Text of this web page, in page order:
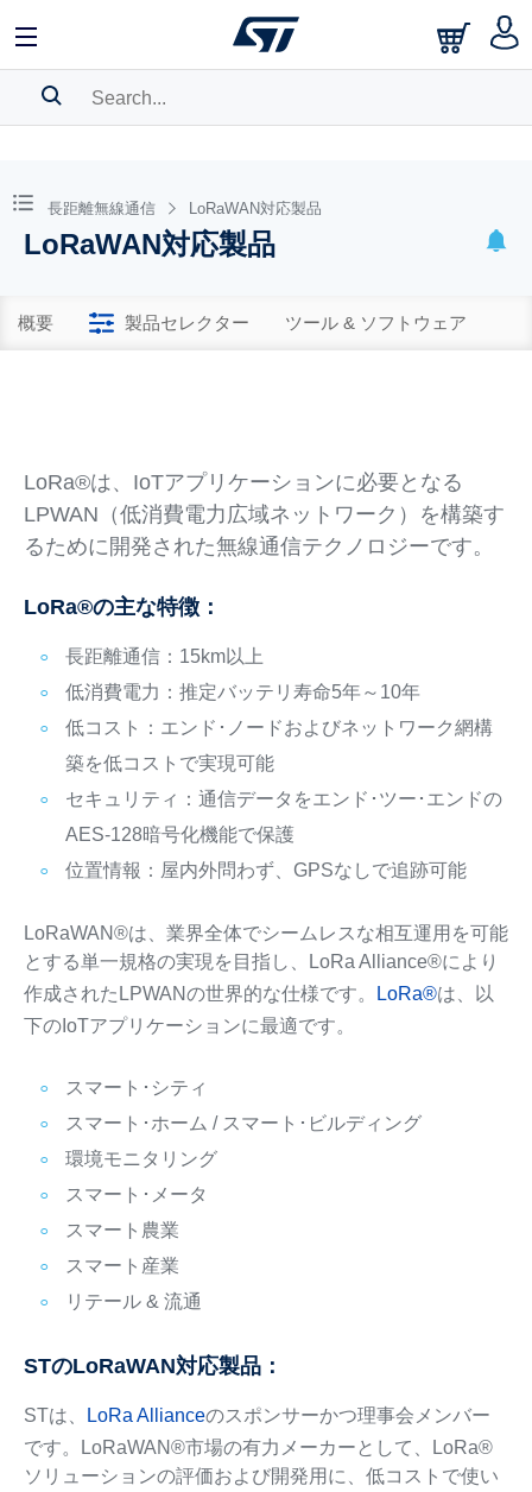
BOOKMARK
Pleaselog into show your saved searches.
長距離無線通信 LoRaWAN対応製品
LoRaWAN対応製品
概要 製品セレクター ツール & ソフトウェア
LoRa®は、IoTアプリケーションに必要となる
LPWAN（低消費電力広域ネットワーク）を構築す
るために開発された無線通信テクノロジーです。
LoRa®の主な特徴：
長距離通信：15km以上
低消費電力：推定バッテリ寿命5年～10年
低コスト：エンド･ノードおよびネットワーク網構
築を低コストで実現可能
セキュリティ：通信データをエンド･ツー･エンドの
AES-128暗号化機能で保護
位置情報：屋内外問わず、GPSなしで追跡可能
LoRaWAN®は、業界全体でシームレスな相互運用を可能
とする単一規格の実現を目指し、LoRa Alliance®により
作成されたLPWANの世界的な仕様です。
LoRa®は、以
下のIoTアプリケーションに最適です。
スマート･シティ
スマート･ホーム / スマート･ビルディング
環境モニタリング
スマート･メータ
スマート農業
スマート産業
リテール & 流通
STのLoRaWAN対応製品：
STは、 LoRa Allianceのスポンサーかつ理事会メンバー
です。LoRaWAN®市場の有力メーカーとして、LoRa®
ソリューションの評価および開発用に、低コストで使い